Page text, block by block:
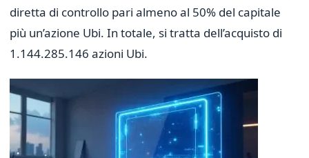
diretta di controllo pari almeno al 50% del capitale
più un’azione Ubi. In totale, si tratta dell’acquisto di
1.144.285.146 azioni Ubi.